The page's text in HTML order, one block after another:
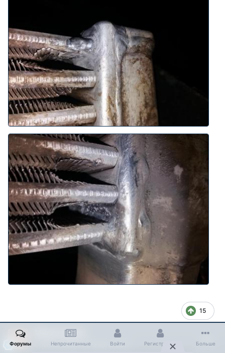
15
Миротворец
Опубликовано10 марта, 2017
Форумы Непрочитанные Войти Регистрация Больше